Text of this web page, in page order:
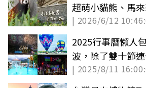
超萌小貓熊、馬
快搶訂
| 2026/6/12
2025行事曆懶人
波，除了雙十節
假攻略
| 2025/8/11